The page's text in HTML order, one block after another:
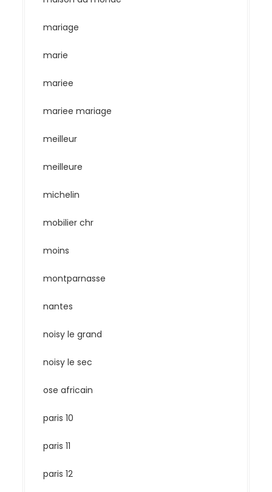
mariage
marie
mariee
mariee mariage
meilleur
meilleure
michelin
mobilier chr
moins
montparnasse
nantes
noisy le grand
noisy le sec
ose africain
paris 10
paris 11
paris 12